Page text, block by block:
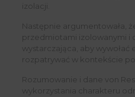
izolacji.
Następnie argumentowała,
przedmiotami izolowanymi i
wystarczająca, aby
rozpatrywać w kontekście
Rozumowanie i dane von
wykorzystania charakteru